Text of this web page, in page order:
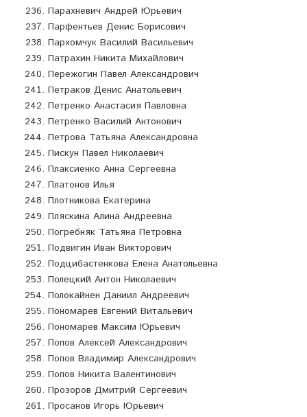
Парахневич Андрей Юрьевич
Парфентьев Денис Борисович
Пархомчук Василий Васильевич
Патрахин Никита Михайлович
Пережогин Павел Александрович
Петраков Денис Анатольевич
Петренко Анастасия Павловна
Петренко Василий Антонович
Петрова Татьяна Александровна
Пискун Павел Николаевич
Плаксиенко Анна Сергеевна
Платонов Илья
Плотникова Екатерина
Пляскина Алина Андреевна
Погребняк Татьяна Петровна
Подвигин Иван Викторович
Подцибастенкова Елена Анатольевна
Полецкий Антон Николаевич
Полокайнен Даниил Андреевич
Пономарев Евгений Витальевич
Пономарев Максим Юрьевич
Попов Алексей Александрович
Попов Владимир Александрович
Попов Никита Валентинович
Прозоров Дмитрий Сергеевич
Просанов Игорь Юрьевич